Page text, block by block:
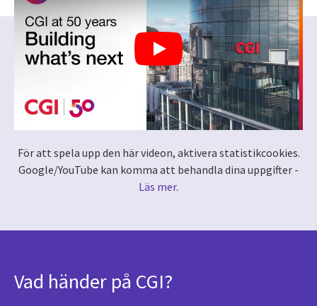
För att spela upp den här videon, aktivera statistikcookies.
Google/YouTube kan komma att behandla dina uppgifter -
Läs mer.
Vad händer på CGI?